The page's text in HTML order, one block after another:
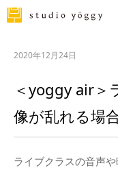
2020年12月24日
＜yoggy air＞
像が乱れる場
ライブクラスの音声